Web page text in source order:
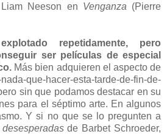
Neeson en Venganza (Pierre
repetidamente, pero
ser películas de especial
Más bien adquieren el aspecto de
que-hacer-esta-tarde-de-fin-de-
sin que podamos destacar en su
para el séptimo arte. En algunos
Y si no que se lo pregunten a
de Barbet Schroeder,